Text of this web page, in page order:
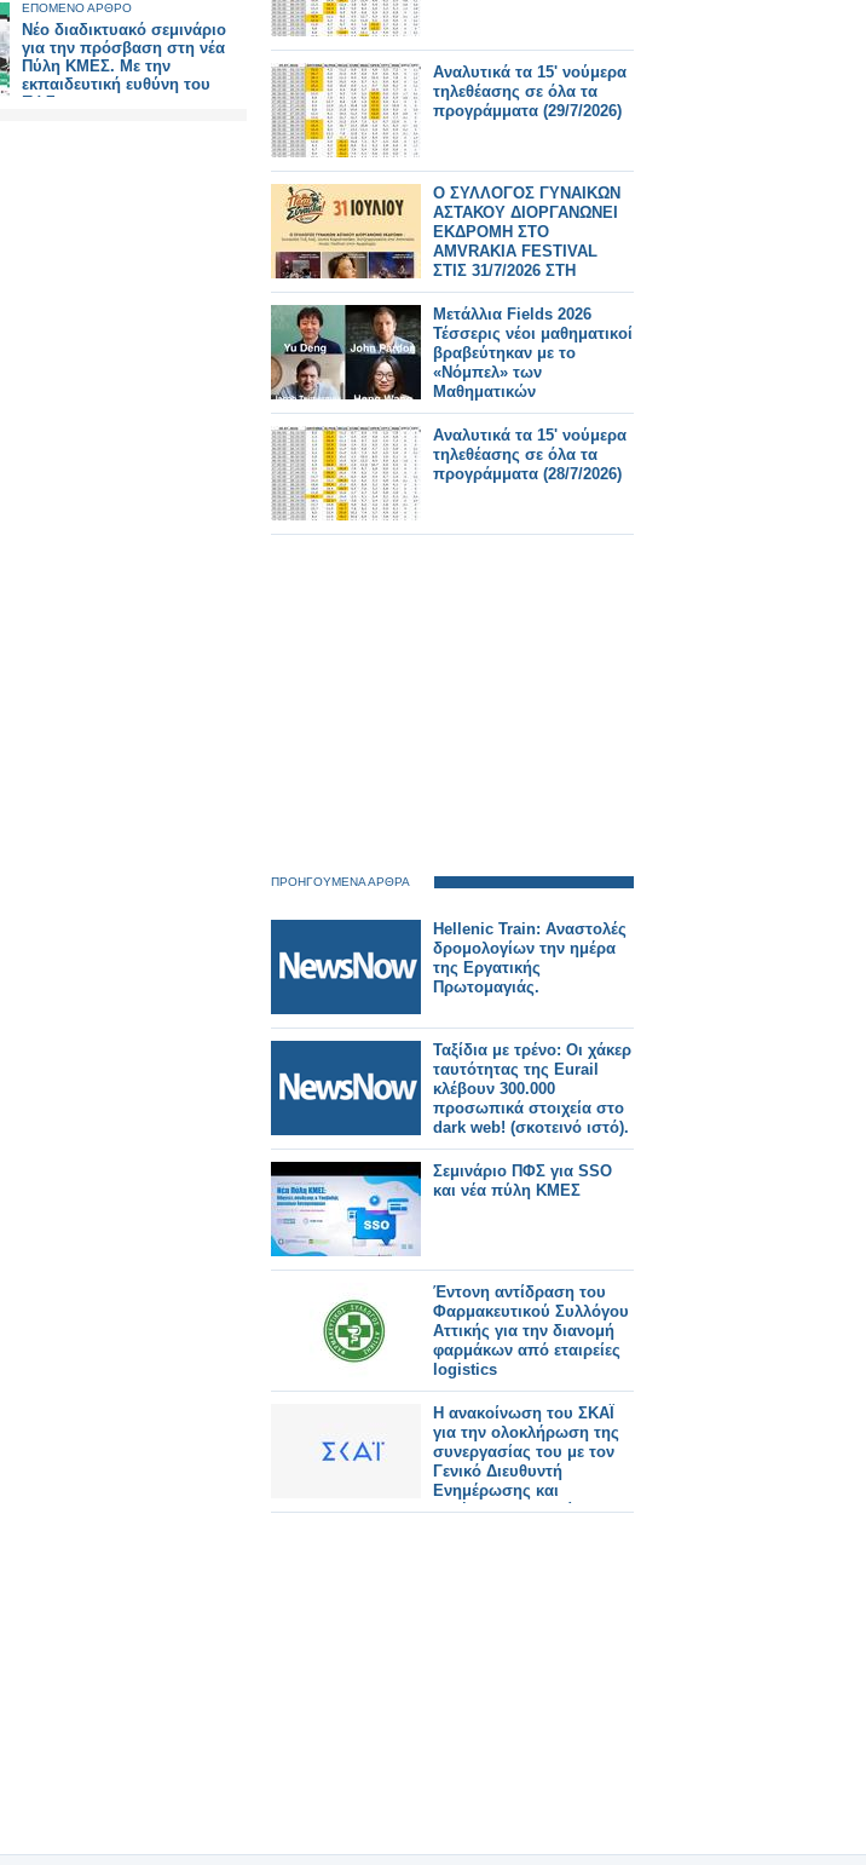
ΕΠΟΜΕΝΟ ΑΡΘΡΟ
Νέο διαδικτυακό σεμινάριο
για την πρόσβαση στη νέα
Πύλη ΚΜΕΣ. Με την
εκπαιδευτική ευθύνη του
ΠΦΣ
Αναλυτικά τα 15' νούμερα
τηλεθέασης σε όλα τα
προγράμματα (29/7/2026)
Ο ΣΥΛΛΟΓΟΣ ΓΥΝΑΙΚΩΝ
ΑΣΤΑΚΟΥ ΔΙΟΡΓΑΝΩΝΕΙ
ΕΚΔΡΟΜΗ ΣΤΟ
AMVRAKIA FESTIVAL
ΣΤΙΣ 31/7/2026 ΣΤΗ
ΣΥΝΑΥΛΙΑ
ΧΑΤΖΗΦΡΑΓΚΕΤΑ
ΚΑΡΑΠΑΤΑΚΗ ΠΥΞ ΛΑΞ
Μετάλλια Fields 2026
Τέσσερις νέοι μαθηματικοί
βραβεύτηκαν με το
«Νόμπελ» των
Μαθηματικών
Αναλυτικά τα 15' νούμερα
τηλεθέασης σε όλα τα
προγράμματα (28/7/2026)
ΠΡΟΗΓΟΥΜΕΝΑ ΑΡΘΡΑ
Hellenic Train: Αναστολές
δρομολογίων την ημέρα
της Εργατικής
Πρωτομαγιάς.
Ταξίδια με τρένο: Οι χάκερ
ταυτότητας της Eurail
κλέβουν 300.000
προσωπικά στοιχεία στο
dark web! (σκοτεινό ιστό).
Σεμινάριο ΠΦΣ για SSO
και νέα πύλη ΚΜΕΣ
Έντονη αντίδραση του
Φαρμακευτικού Συλλόγου
Αττικής για την διανομή
φαρμάκων από εταιρείες
logistics
Η ανακοίνωση του ΣΚΑΪ
για την ολοκλήρωση της
συνεργασίας του με τον
Γενικό Διευθυντή
Ενημέρωσης και
Ειδήσεων, κ. Βασίλη